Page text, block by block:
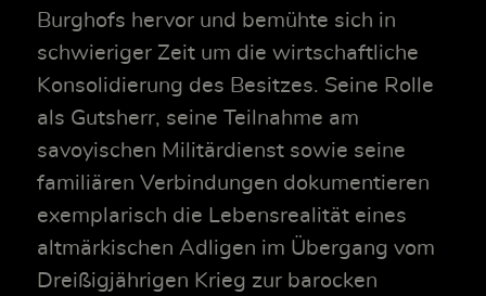
Burghofs hervor und bemühte sich in
schwieriger Zeit um die wirtschaftliche
Konsolidierung des Besitzes. Seine Rolle
als Gutsherr, seine Teilnahme am
savoyischen Militärdienst sowie seine
familiären Verbindungen dokumentieren
exemplarisch die Lebensrealität eines
altmärkischen Adligen im Übergang vom
Dreißigjährigen Krieg zur barocken